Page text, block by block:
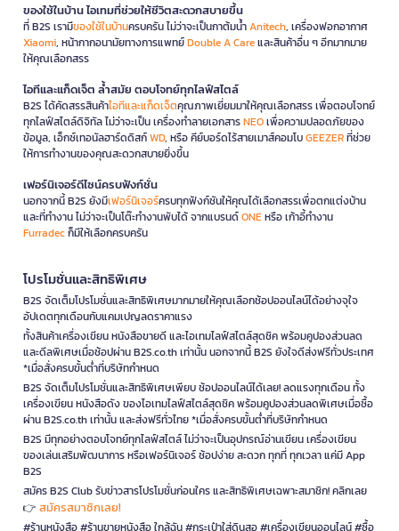
ของใช้ในบ้าน ไอเทมที่ช่วยให้ชีวิตสะดวกสบายขึ้น
ที่ B2S เรามีของใช้ในบ้านครบครัน ไม่ว่าจะเป็นกาต้มน้ำAnitech, เครื่องฟอกอากาศ
Xiaomi, หน้ากากอนามัยทางการแพทย์Double A Careและสินค้าอื่น ๆ อีกมากมาย
ให้คุณเลือกสรร
ไอทีและแก็ดเจ็ต ล้ำสมัย ตอบโจทย์ทุกไลฟ์สไตล์
B2S ได้คัดสรรสินค้าไอทีและแก็ดเจ็ตคุณภาพเยี่ยมมาให้คุณเลือกสรร เพื่อตอบโจทย์
ทุกไลฟ์สไตล์ดิจิทัล ไม่ว่าจะเป็น เครื่องทำลายเอกสารNEOเพื่อความปลอดภัยของ
ข้อมูล, เอ็กซ์เทอนัลฮาร์ดดิสก์WD, หรือ คีย์บอร์ดไร้สายเมาส์คอมโบGEEZERที่ช่วย
ให้การทำงานของคุณสะดวกสบายยิ่งขึ้น
เฟอร์นิเจอร์ดีไซน์ครบฟังก์ชั่น
นอกจากนี้ B2S ยังมีเฟอร์นิเจอร์ครบทุกฟังก์ชันให้คุณได้เลือกสรรเพื่อตกแต่งบ้าน
และที่ทำงาน ไม่ว่าจะเป็นโต๊ะทำงานพับได้ จากแบรนด์ONEหรือ เก้าอี้ทำงาน
Furradecก็มีให้เลือกครบครัน
โปรโมชั่นและสิทธิพิเศษ
B2S จัดเต็มโปรโมชั่นและสิทธิพิเศษมากมายให้คุณเลือกช้อปออนไลน์ได้อย่างจุใจ
อัปเดตทุกเดือนกับแคมเปญลดราคาแรง
ทั้งสินค้าเครื่องเขียน หนังสือขายดี และไอเทมไลฟ์สไตล์สุดชิค พร้อมคูปองส่วนลด
และดีลพิเศษเมื่อช้อปผ่าน B2S.co.th เท่านั้น นอกจากนี้ B2S ยังใจดีส่งฟรีทั่วประเทศ
*เมื่อสั่งครบขั้นต่ำที่บริษัทกำหนด
B2S จัดเต็มโปรโมชั่นและสิทธิพิเศษเพียบ ช้อปออนไลน์ได้เลย! ลดแรงทุกเดือน ทั้ง
เครื่องเขียน หนังสือดัง ของไอเทมไลฟ์สไตล์สุดชิค พร้อมคูปองส่วนลดพิเศษเมื่อซื้อ
ผ่าน B2S.co.th เท่านั้น และส่งฟรีทั่วไทย *เมื่อสั่งครบขั้นต่ำที่บริษัทกำหนด
B2S มีทุกอย่างตอบโจทย์ทุกไลฟ์สไตล์ ไม่ว่าจะเป็นอุปกรณ์อ่านเขียน เครื่องเขียน
ของเล่นเสริมพัฒนาการ หรือเฟอร์นิเจอร์ ช้อปง่าย สะดวก ทุกที่ ทุกเวลา แค่มี App
B2S
สมัคร B2S Club รับข่าวสารโปรโมชั่นก่อนใคร และสิทธิพิเศษเฉพาะสมาชิก! คลิกเลย
👉 สมัครสมาชิกเลย!
#ร้านหนังสือ #ร้านขายหนังสือ ใกล้ฉัน #กระเป๋าใส่ดินสอ #เครื่องเขียนออนไลน์ #ซื้อ